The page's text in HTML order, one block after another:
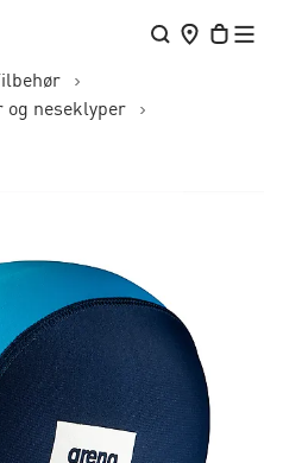
Tilbehør
og neseklyper